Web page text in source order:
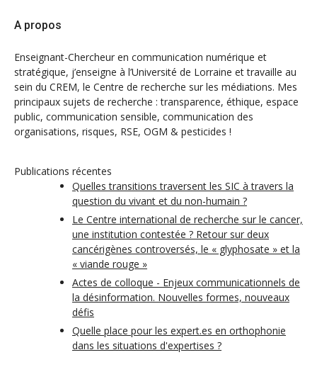
A propos
Enseignant-Chercheur en communication numérique et
stratégique, j’enseigne à l’Université de Lorraine et travaille au
sein du CREM, le Centre de recherche sur les médiations. Mes
principaux sujets de recherche : transparence, éthique, espace
public, communication sensible, communication des
organisations, risques, RSE, OGM & pesticides !
Publications récentes
Quelles transitions traversent les SIC à travers la
question du vivant et du non-humain ?
Le Centre international de recherche sur le cancer,
une institution contestée ? Retour sur deux
cancérigènes controversés, le « glyphosate » et la
« viande rouge »
Actes de colloque - Enjeux communicationnels de
la désinformation. Nouvelles formes, nouveaux
défis
Quelle place pour les expert.es en orthophonie
dans les situations d'expertises ?